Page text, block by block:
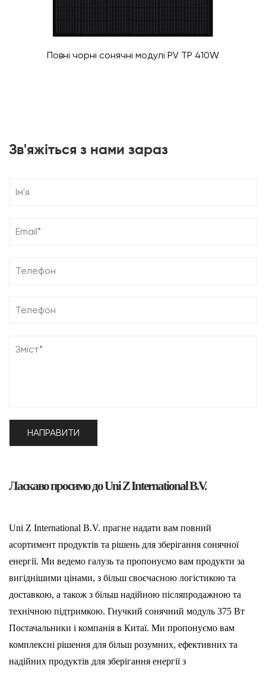
Повні чорні сонячні модулі PV TP 410W
Зв'яжіться з нами зараз
Ласкаво просимо до Uni Z International B.V.
Uni Z International B.V. прагне надати вам повний
асортимент продуктів та рішень для зберігання сонячної
енергії. Ми ведемо галузь та пропонуємо вам продукти за
вигіднішими цінами, з більш своєчасною логістикою та
доставкою, а також з більш надійною післяпродажною та
технічною підтримкою. Гнучкий сонячний модуль 375 Вт
Постачальники і компанія в Китаї. Ми пропонуємо вам
комплексні рішення для більш розумних, ефективних та
надійних продуктів для зберігання енергії з